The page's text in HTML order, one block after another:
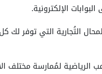
الإلكترونية.
التُجارية التي توفر لك كل
الرياضية لمُمارسة مختلف